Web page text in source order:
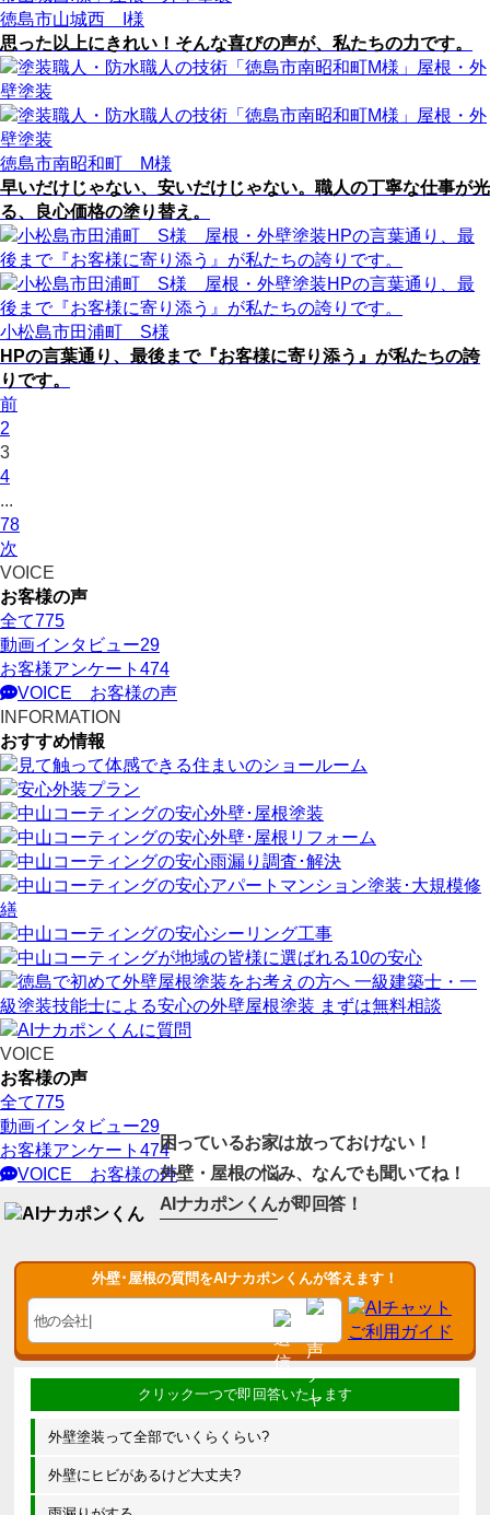
徳島市山城西 I様
思った以上にきれい！そんな喜びの声が、私たちの力です。
徳島市南昭和町 M様
早いだけじゃない、安いだけじゃない。職人の丁寧な仕事が光
る、良心価格の塗り替え。
小松島市田浦町 S様
HPの言葉通り、最後まで『お客様に寄り添う』が私たちの誇
りです。
前
2
3
4
...
78
次
VOICE
お客様の声
全て775
動画インタビュー29
お客様アンケート 474
VOICE
お客様の声
INFORMATION
おすすめ情報
VOICE
お客様の声
全て775
動画インタビュー29
お客様アンケート 474
VOICE
お客様の声
困っているお家は放っておけない！
外壁・屋根の悩み、なんでも聞いてね！
AIナカポンくんが即回答！
外壁･屋根の質問をAIナカポンくんが答えます！
外壁塗装って全部でいくらくらい?
外壁にヒビがあるけど大丈夫?